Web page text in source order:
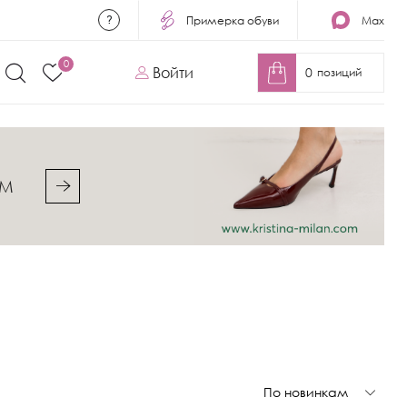
Примерка обуви Max
0
Войти 0 позиций
По новинкам